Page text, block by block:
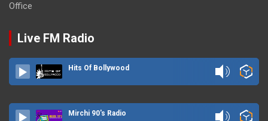
Office
Live FM Radio
Hits Of Bollywood
Mirchi 90's Radio